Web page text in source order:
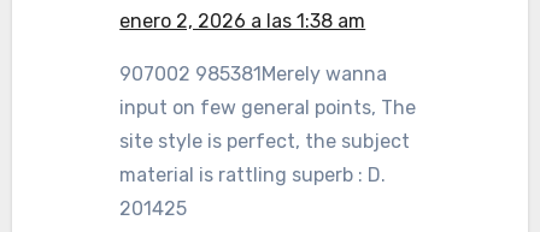
enero 2, 2026 a las 1:38 am
907002 985381Merely wanna
input on few general points, The
site style is perfect, the subject
material is rattling superb : D.
201425